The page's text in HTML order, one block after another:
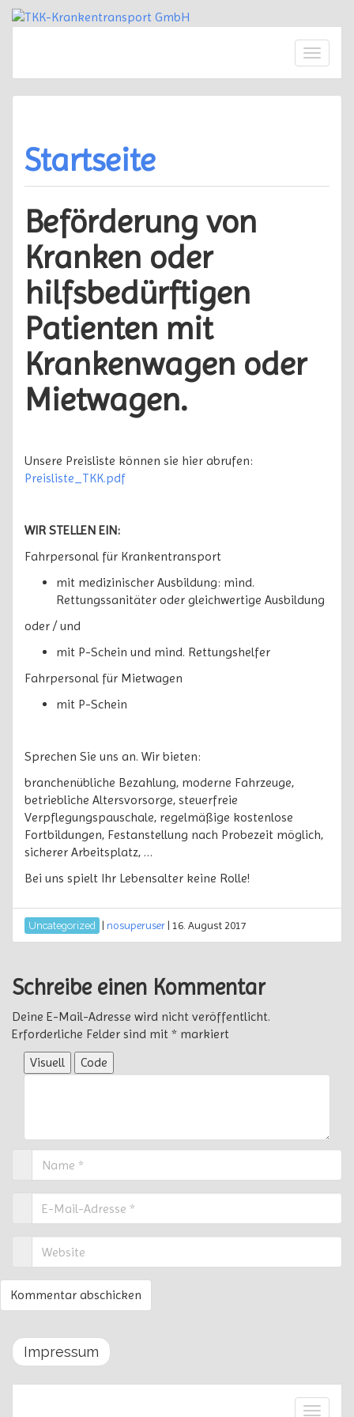
Springe
zum
Schalte
Startseite
Beförderung von
Kranken oder
hilfsbedürftigen
Patienten mit
Krankenwagen oder
Mietwagen.
Unsere Preisliste können sie hier abrufen:
Preisliste_TKK.pdf
WIR STELLEN EIN:
Fahrpersonal für Krankentransport
mit medizinischer Ausbildung: mind.
Rettungssanitäter oder gleichwertige Ausbildung
oder / und
mit P-Schein und mind. Rettungshelfer
Fahrpersonal für Mietwagen
mit P-Schein
Sprechen Sie uns an. Wir bieten:
branchenübliche Bezahlung, moderne Fahrzeuge,
betriebliche Altersvorsorge, steuerfreie
Verpflegungspauschale, regelmäßige kostenlose
Fortbildungen, Festanstellung nach Probezeit möglich,
sicherer Arbeitsplatz, …
Bei uns spielt Ihr Lebensalter keine Rolle!
Uncategorized | nosuperuser | 16. August 2017
Schreibe einen Kommentar
Deine E-Mail-Adresse wird nicht veröffentlicht.
Erforderliche Felder sind mit * markiert
Visuell
Code
Impressum
Schalte